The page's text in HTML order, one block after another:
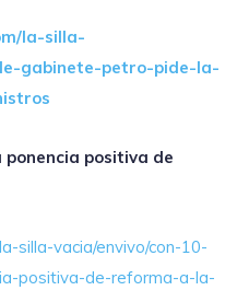
la-silla-
gabinete-petro-pide-la-
positiva de
silla-vacia/envivo/con-10-
positiva-de-reforma-a-la-